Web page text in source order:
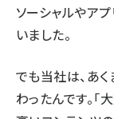
ソーシャルやア
いました。
でも当社は、あ
わったんです。